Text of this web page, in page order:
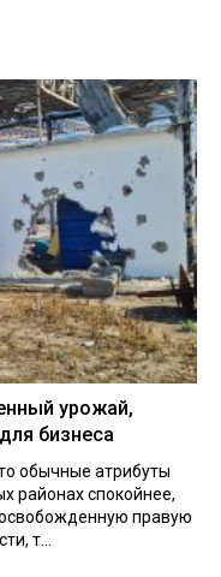
урожай,
бизнеса
обычные атрибуты
районах спокойнее,
правую
т...